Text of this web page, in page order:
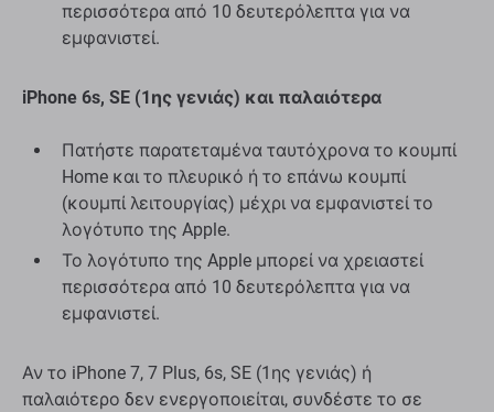
περισσότερα από 10 δευτερόλεπτα για να
εμφανιστεί.
iPhone 6s, SE (1ης γενιάς) και παλαιότερα
Πατήστε παρατεταμένα ταυτόχρονα το κουμπί
Home και το πλευρικό ή το επάνω κουμπί
(κουμπί λειτουργίας) μέχρι να εμφανιστεί το
λογότυπο της Apple.
Το λογότυπο της Apple μπορεί να χρειαστεί
περισσότερα από 10 δευτερόλεπτα για να
εμφανιστεί.
Αν το iPhone 7, 7 Plus, 6s, SE (1ης γενιάς) ή
παλαιότερο δεν ενεργοποιείται, συνδέστε το σε